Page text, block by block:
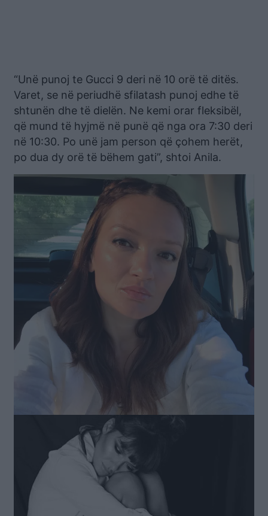
“Unë punoj te Gucci 9 deri në 10 orë të ditës.
Varet, se në periudhë sfilatash punoj edhe të
shtunën dhe të dielën. Ne kemi orar fleksibël,
që mund të hyjmë në punë që nga ora 7:30 deri
në 10:30. Po unë jam person që çohem herët,
po dua dy orë të bëhem gati”, shtoi Anila.